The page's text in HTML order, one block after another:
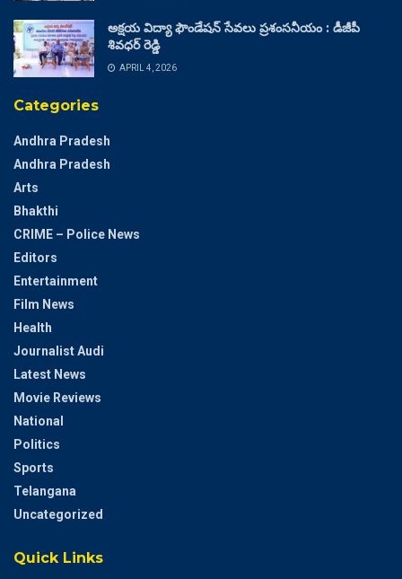
అక్షయ విద్యా ఫౌండేషన్ సేవలు ప్రశంసనీయం : డీజీపీ
శివధర్ రెడ్డి
APRIL 4, 2026
Categories
Andhra Pradesh
Andhra Pradesh
Arts
Bhakthi
CRIME – Police News
Editors
Entertainment
Film News
Health
Journalist Audi
Latest News
Movie Reviews
National
Politics
Sports
Telangana
Uncategorized
Quick Links